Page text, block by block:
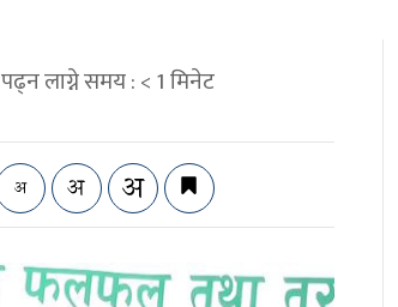
पढ्न लाग्ने समय :< 1मिनेट